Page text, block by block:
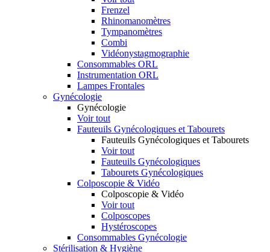
Frenzel
Rhinomanomètres
Tympanomètres
Combi
Vidéonystagmographie
Consommables ORL
Instrumentation ORL
Lampes Frontales
Gynécologie
Gynécologie
Voir tout
Fauteuils Gynécologiques et Tabourets
Fauteuils Gynécologiques et Tabourets
Voir tout
Fauteuils Gynécologiques
Tabourets Gynécologiques
Colposcopie & Vidéo
Colposcopie & Vidéo
Voir tout
Colposcopes
Hystéroscopes
Consommables Gynécologie
Stérilisation & Hygiène